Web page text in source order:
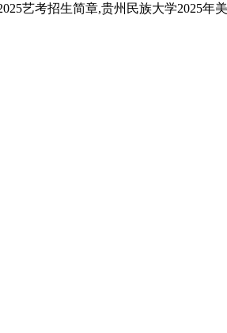
艺考招生简章,贵州民族大学2025